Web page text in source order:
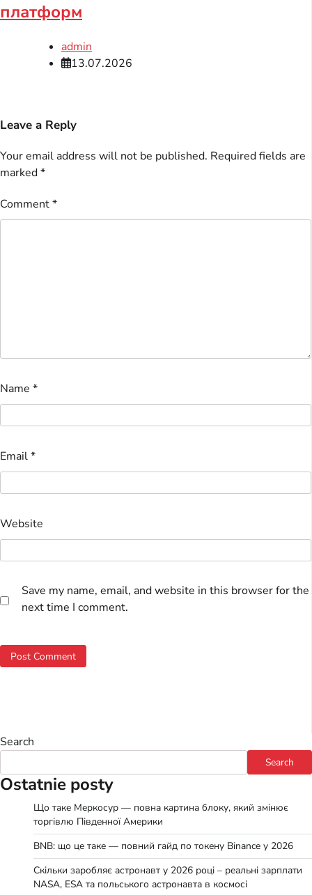
платформ
admin
13.07.2026
Leave a Reply
Your email address will not be published. Required fields are
marked*
Comment*
Name *
Email*
Website
Save my name, email, and website in this browser for the
next time I comment.
Search
Search
Ostatnie posty
Що таке Меркосур — повна картина блоку, який змінює
торгівлю Південної Америки
BNB: що це таке — повний гайд по токену Binance у 2026
Скільки заробляє астронавт у 2026 році – реальні зарплати
NASA, ESA та польського астронавта в космосі